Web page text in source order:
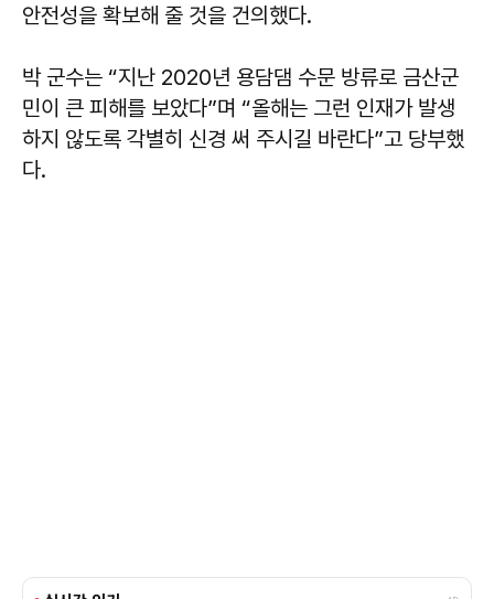
안전성을 확보해 줄 것을 건의했다.
박 군수는 “지난 2020년 용담댐 수문 방류로 금산군
민이 큰 피해를 보았다”며 “올해는 그런 인재가 발생
하지 않도록 각별히 신경 써 주시길 바란다”고 당부했
다.